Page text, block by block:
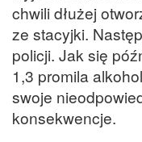
chwili dłużej
ze stacyjki.
policji. Jak się
1,3 promila
swoje
konsekwencje.